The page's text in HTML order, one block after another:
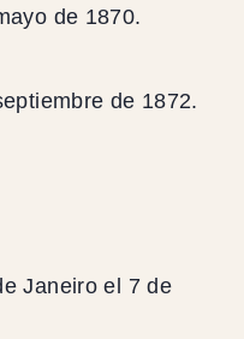
de 1870.
de 1872.
Janeiro el 7 de